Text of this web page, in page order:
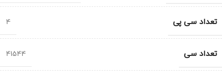
تعداد سی پی 4
تعداد سی 41544